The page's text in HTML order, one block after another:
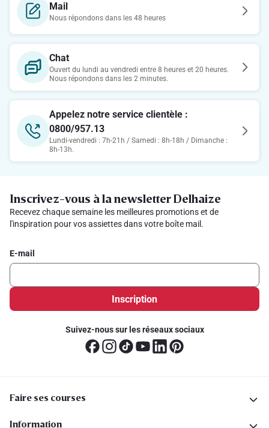
Mail
Nous répondons dans les 48 heures
Chat
Ouvert du lundi au vendredi entre 8 heures et 20 heures.
Nous répondons dans les 2 minutes.
Appelez notre service clientèle :
0800/957.13
Lundi-vendredi : 7h-21h / Samedi : 8h-18h / Dimanche :
8h-13h.
Inscrivez-vous à la newsletter Delhaize
Recevez chaque semaine les meilleures promotions et de
l'inspiration pour vos assiettes dans votre boîte mail.
E-mail
Inscription
Suivez-nous sur les réseaux sociaux
Faire ses courses
Information